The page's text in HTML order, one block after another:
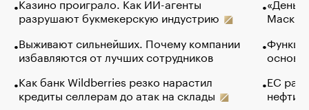
разрушают букмекерскую индустрию
Выживают сильнейших. Почему компании
избавляются от лучших сотрудников
Как банк Wildberries резко нарастил
кредиты селлерам до атак на склады
Маск в
основ
ЕС
нефти